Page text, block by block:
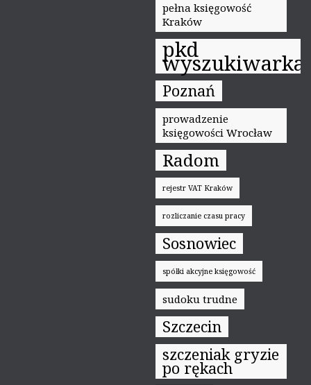
pełna księgowość
Kraków
pkd
wyszukiwarka
Poznań
prowadzenie
księgowości Wrocław
Radom
rejestr VAT Kraków
rozliczanie czasu pracy
Sosnowiec
spółki akcyjne księgowość
sudoku trudne
Szczecin
szczeniak gryzie
po rękach